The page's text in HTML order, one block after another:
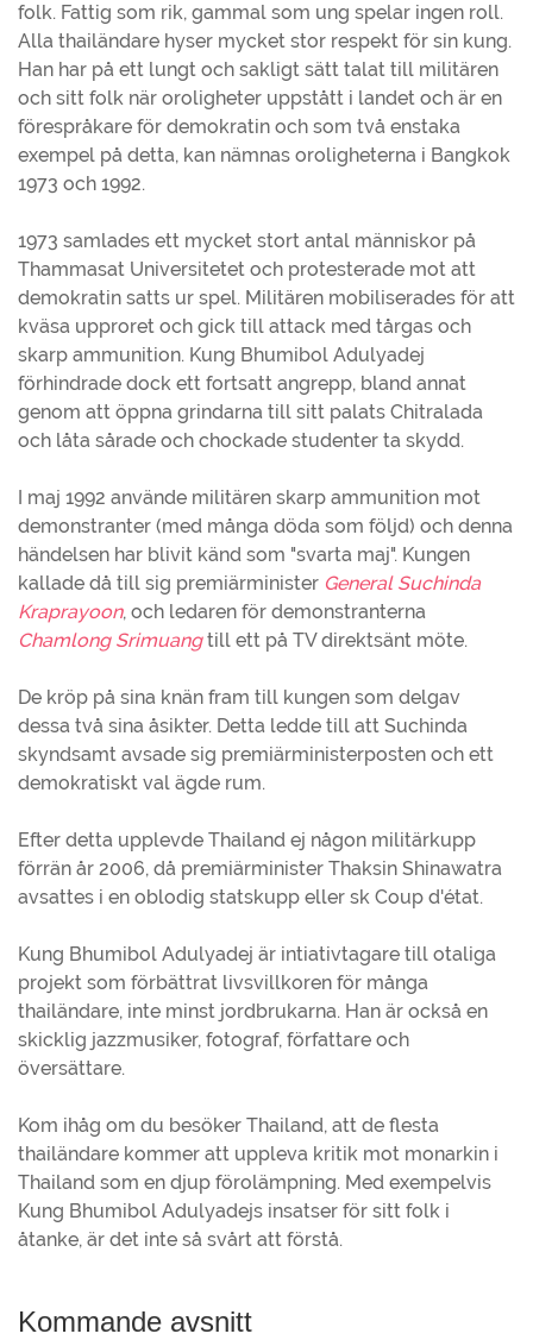
folk. Fattig som rik, gammal som ung spelar ingen roll.
Alla thailändare hyser mycket stor respekt för sin kung.
Han har på ett lungt och sakligt sätt talat till militären
och sitt folk när oroligheter uppstått i landet och är en
förespråkare för demokratin och som två enstaka
exempel på detta, kan nämnas oroligheterna i Bangkok
1973 och 1992.
1973 samlades ett mycket stort antal människor på
Thammasat Universitetet och protesterade mot att
demokratin satts ur spel. Militären mobiliserades för att
kväsa upproret och gick till attack med tårgas och
skarp ammunition. Kung Bhumibol Adulyadej
förhindrade dock ett fortsatt angrepp, bland annat
genom att öppna grindarna till sitt palats Chitralada
och låta sårade och chockade studenter ta skydd.
I maj 1992 använde militären skarp ammunition mot
demonstranter (med många döda som följd) och denna
händelsen har blivit känd som "svarta maj". Kungen
kallade då till sig premiärminister General Suchinda
Kraprayoon, och ledaren för demonstranterna
Chamlong Srimuangtill ett på TV direktsänt möte.
De kröp på sina knän fram till kungen som delgav
dessa två sina åsikter. Detta ledde till att Suchinda
skyndsamt avsade sig premiärministerposten och ett
demokratiskt val ägde rum.
Efter detta upplevde Thailand ej någon militärkupp
förrän år 2006, då premiärminister Thaksin Shinawatra
avsattes i en oblodig statskupp eller sk Coup d'état.
Kung Bhumibol Adulyadej är intiativtagare till otaliga
projekt som förbättrat livsvillkoren för många
thailändare, inte minst jordbrukarna. Han är också en
skicklig jazzmusiker, fotograf, författare och
översättare.
Kom ihåg om du besöker Thailand, att de flesta
thailändare kommer att uppleva kritik mot monarkin i
Thailand som en djup förolämpning. Med exempelvis
Kung Bhumibol Adulyadejs insatser för sitt folk i
åtanke, är det inte så svårt att förstå.
Kommande avsnitt